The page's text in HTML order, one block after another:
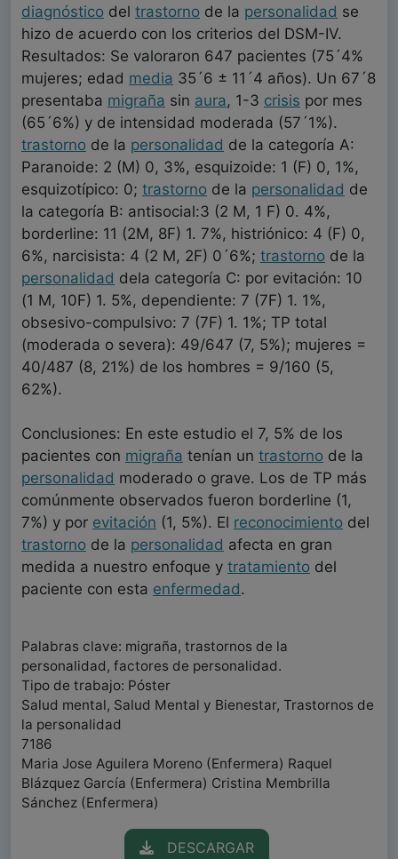
diagnóstico del trastorno de la personalidad se
hizo de acuerdo con los criterios del DSM-IV.
Resultados: Se valoraron 647 pacientes (75´4%
mujeres; edad media 35´6 ± 11´4 años). Un 67´8
presentaba migraña sin aura, 1-3 crisis por mes
(65´6%) y de intensidad moderada (57´1%).
trastorno de la personalidad de la categoría A:
Paranoide: 2 (M) 0, 3%, esquizoide: 1 (F) 0, 1%,
esquizotípico: 0; trastorno de la personalidad de
la categoría B: antisocial:3 (2 M, 1 F) 0. 4%,
borderline: 11 (2M, 8F) 1. 7%, histriónico: 4 (F) 0,
6%, narcisista: 4 (2 M, 2F) 0´6%; trastorno de la
personalidad dela categoría C: por evitación: 10
(1 M, 10F) 1. 5%, dependiente: 7 (7F) 1. 1%,
obsesivo-compulsivo: 7 (7F) 1. 1%; TP total
(moderada o severa): 49/647 (7, 5%); mujeres =
40/487 (8, 21%) de los hombres = 9/160 (5,
62%).
Conclusiones: En este estudio el 7, 5% de los
pacientes con migraña tenían un trastorno de la
personalidad moderado o grave. Los de TP más
comúnmente observados fueron borderline (1,
7%) y por evitación (1, 5%). El reconocimiento del
trastorno de la personalidad afecta en gran
medida a nuestro enfoque y tratamiento del
paciente con esta enfermedad.
Palabras clave: migraña, trastornos de la
personalidad, factores de personalidad.
Tipo de trabajo: Póster
Salud mental, Salud Mental y Bienestar, Trastornos de
la personalidad
7186
Maria Jose Aguilera Moreno (Enfermera) Raquel
Blázquez García (Enfermera) Cristina Membrilla
Sánchez (Enfermera)
DESCARGAR